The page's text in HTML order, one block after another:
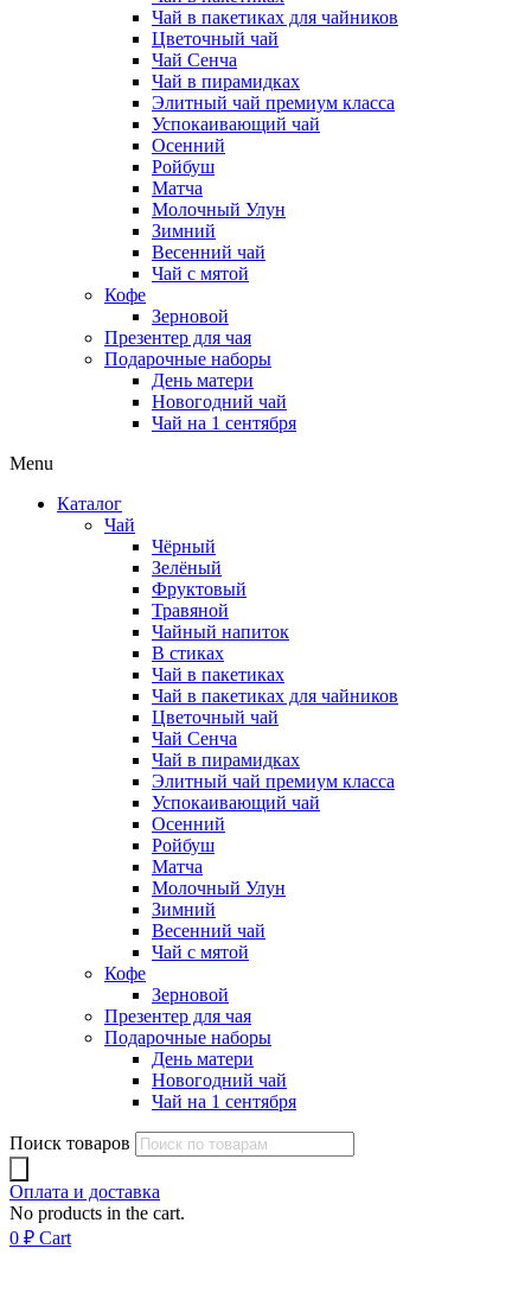
Чай в пакетиках для чайников
Цветочный чай
Чай Сенча
Чай в пирамидках
Элитный чай премиум класса
Успокаивающий чай
Осенний
Ройбуш
Матча
Молочный Улун
Зимний
Весенний чай
Чай с мятой
Кофе
Зерновой
Презентер для чая
Подарочные наборы
День матери
Новогодний чай
Чай на 1 сентября
Menu
Каталог
Чай
Чёрный
Зелёный
Фруктовый
Травяной
Чайный напиток
В стиках
Чай в пакетиках
Чай в пакетиках для чайников
Цветочный чай
Чай Сенча
Чай в пирамидках
Элитный чай премиум класса
Успокаивающий чай
Осенний
Ройбуш
Матча
Молочный Улун
Зимний
Весенний чай
Чай с мятой
Кофе
Зерновой
Презентер для чая
Подарочные наборы
День матери
Новогодний чай
Чай на 1 сентября
Поиск товаров
Оплата и доставка
No products in the cart.
0 ₽ Cart